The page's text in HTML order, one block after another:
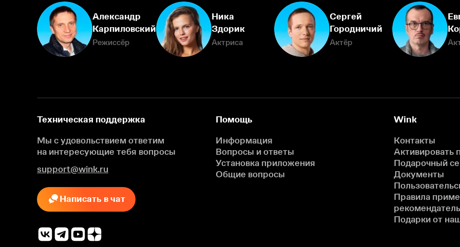
Александр
Карпиловский
Режиссёр
Ника
Здорик
Актриса
Сергей
Городничий
Актёр
Техническая поддержка
Мы с удовольствием ответим
на интересующие тебя вопросы
support@wink.ru
Написать в чат
Помощь
Информация
Вопросы и ответы
Установка приложения
Общие вопросы
Wink
Контакты
Активировать
Подарочный
Документы
Правила
Подарки от